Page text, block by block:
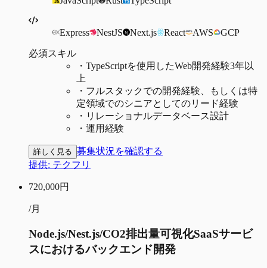
Express NestJS Next.js React AWS GCP
必須スキル
・ TypeScriptを使用したWeb開発経験3年以
上
・ フルスタックでの開発経験、もしくは特
定領域でのシニアとしてのリード経験
・ リレーショナルデータベース設計
・ 運用経験
詳しく見る 募集状況を確認する
提供: テクフリ
720,000円
/月
Node.js/Nest.js/CO2排出量可視化SaaSサービ
スにおけるバックエンド開発